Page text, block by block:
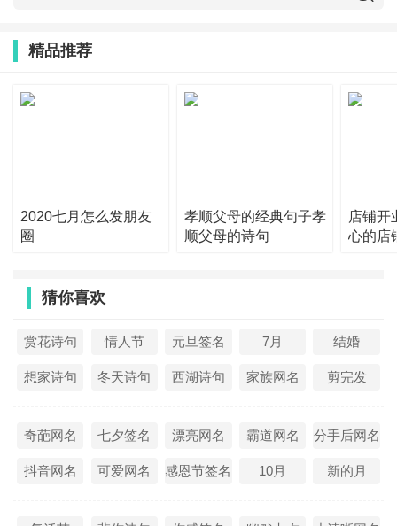
欲去不得去，薄游成久游。何年是归日，雨泪下孤舟。
今朝美景故英合。
恍惚难名是某峰。
24、尖刀似的小山，挑着几缕乳白色的雾，雾霭里，隐约可
25、唯有相思似春色，江南江北送君归。——王维《送沈子
归江东》
多买胭脂画牡丹。
27、暮云千里乱吴峰，落叶微闻远寺钟。目尽长江秋草外，
精品推荐
2020七月怎么发朋友
圈
孝顺父母的经典句子孝
顺父母的诗句
店铺开
心的店
猜你喜欢
赏花诗句 情人节 元旦签名 7月 结婚
想家诗句 冬天诗句 西湖诗句 家族网名 剪完发
奇葩网名 七夕签名 漂亮网名 霸道网名 分手后网名
抖音网名 可爱网名 感恩节签名 10月 新的月